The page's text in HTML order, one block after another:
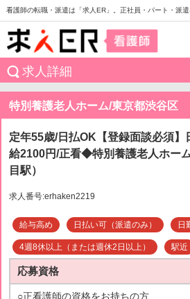
看護師の転職・派遣は「求人ER」。正社員・パート・派
求人詳細
特別養護老人ホーム/東京都渋谷区
定年55歳/日払OK【登録面談必須
給2100円/正看◆特別養護老人ホー
目駅）
求人番号:erhaken2219
給与高め 日払い可（派遣のみ） 日
4週8休以上（または週休2日以上） 駅近
応募資格
○正看護師の資格をお持ちの方